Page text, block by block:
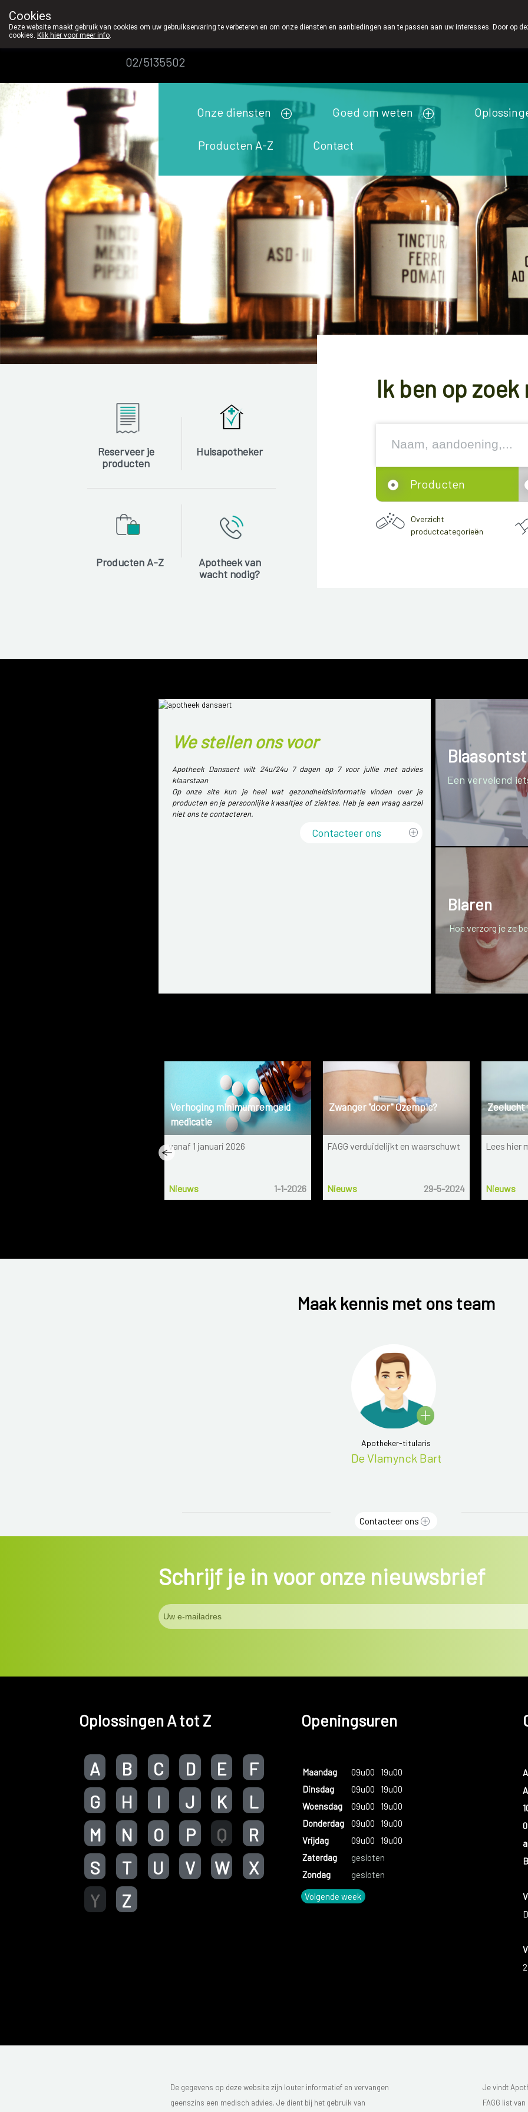
Apotheek
02/5135502
Onze diensten Goed om weten
Producten A-Z Contact
Reserveer je
producten
Huisapotheker
Producten A-Z
Apotheek van
wacht nodig?
Ik ben op zoek
Producten
Overzicht
productcategorieën
We stellen ons voor
Apotheek Dansaert wilt 24u/24u 7 dagen op 7 voor jullie met advies
klaarstaan
Op onze site kun je heel wat gezondheidsinformatie vinden over je
producten en je persoonlijke kwaaltjes of ziektes. Heb je een vraag aarzel
niet ons te contacteren.
Contacteer ons
Een vervelend
Blaren
Hoe verzorg je ze
Verhoging minimumremgeld
medicatie
vanaf 1 januari 2026
Nieuws 1-1-2026
Zwanger "door" Ozempic?
FAGG verduidelijkt en waarschuwt
Nieuws 29-5-2024
Zeelucht
Lees hier
Nieuws
Maak kennis met ons team
Apotheker-titularis
De Vlamynck Bart
Contacteer ons
Schrijf je in voor onze nieuwsbrief
Oplossingen A tot Z
A B C D E
F
G
H I J K
L
M
N O P Q
R
S
T U V W
X
Y
Z
Openingsuren
Maandag 09u00
19u00
Dinsdag
09u00
19u00
Woensdag
09u00
19u00
Donderdag
09u00
19u00
Vrijdag
09u00
19u00
Zaterdag
gesloten
Zondag
gesloten
Volgende week
De gegevens op deze website zijn louter informatief en vervangen
geenszins een medisch advies. Je dient bij het gebruik van
Je vindt
FAGG list
Cookies
Deze website maakt gebruik van cookies om uw gebruikservaring te verbeteren en om onze diensten en aanbiedingen aan te passen aan uw interesses. Door op
cookies. Klik hier voor meer info.